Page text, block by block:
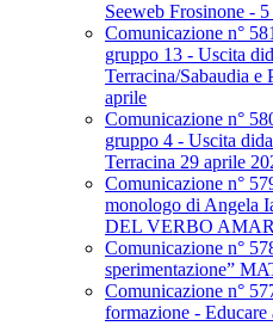
Seeweb Frosinone -
Comunicazione n°
gruppo 13 - Uscita
Terracina/Sabaudia e
aprile
Comunicazione n°
gruppo 4 - Uscita
Terracina 29 aprile
Comunicazione n°
monologo di Angela
DEL VERBO
Comunicazione n°
sperimentazione”
Comunicazione n°
formazione - Educare